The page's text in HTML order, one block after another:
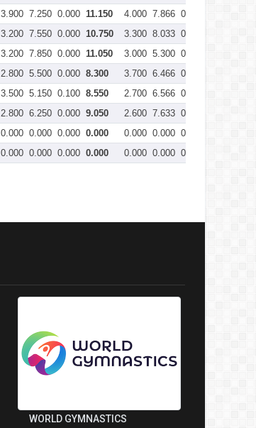
3.900 7.250 0.000 11.150 4.000 7.866 0.000
3.200 7.550 0.000 10.750 3.300 8.033 0.000
3.200 7.850 0.000 11.050 3.000 5.300 0.000
2.800 5.500 0.000 8.300 3.700 6.466 0.000
3.500 5.150 0.100 8.550 2.700 6.566 0.000
2.800 6.250 0.000 9.050 2.600 7.633 0.000
0.000 0.000 0.000 0.000 0.000 0.000 0.000
0.000 0.000 0.000 0.000 0.000 0.000 0.000
WORLD GYMNASTICS